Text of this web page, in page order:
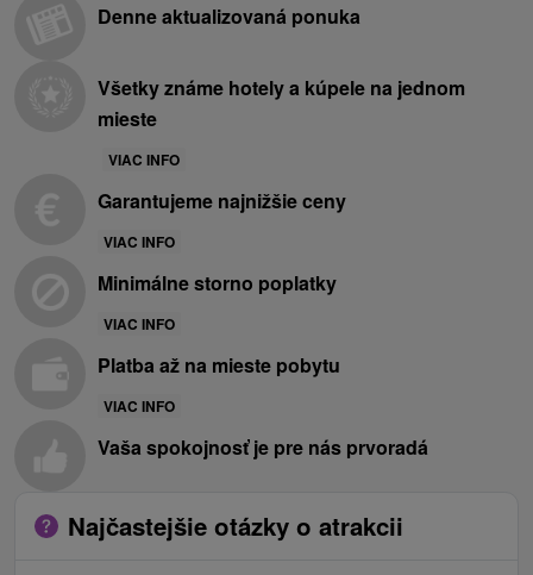
Denne aktualizovaná ponuka
Všetky známe hotely a kúpele na jednom
mieste
VIAC INFO
Garantujeme najnižšie ceny
VIAC INFO
Minimálne storno poplatky
VIAC INFO
Platba až na mieste pobytu
VIAC INFO
Vaša spokojnosť je pre nás prvoradá
Najčastejšie otázky o atrakcii